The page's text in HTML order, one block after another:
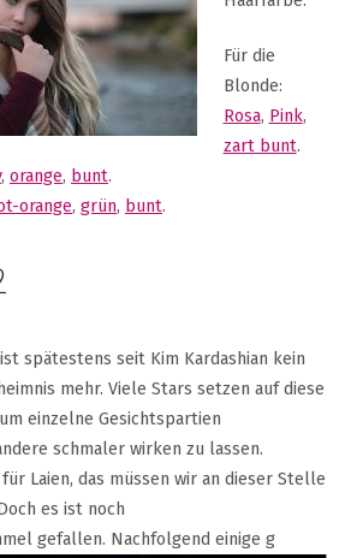
Für die
Blonde:
Rosa, Pink,
zart bunt.
, orange, bunt.
orange, grün, bunt.
ist spätestens seit Kim Kardashian kein
mehr. Viele Stars setzen auf diese
einzelne Gesichtspartien
schmaler wirken zu lassen.
Laien, das müssen wir an dieser Stelle
es ist noch
gefallen. Nachfolgend einige g